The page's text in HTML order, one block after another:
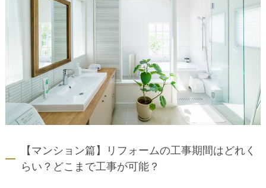
【マンション篇】リフォームの工事期間はどれく
らい？どこまで工事が可能？